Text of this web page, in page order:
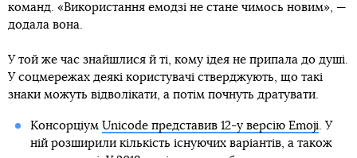
команд. «Використання емодзі не стане чимось новим», —
додала вона.
У той же час знайшлися й ті, кому ідея не припала до душі.
У соцмережах деякі користувачі стверджують, що такі
знаки можуть відволікати, а потім почнуть дратувати.
Консорціум Unicode представив 12-у версію Emoji . У
ній розширили кількість існуючих варіантів, а також